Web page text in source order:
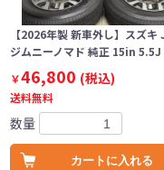
【2026年製 新車外し】スズキ
ジムニーノマド 純正 15in
￥46,800 (税込)
送料無料
数量
カートに入れる